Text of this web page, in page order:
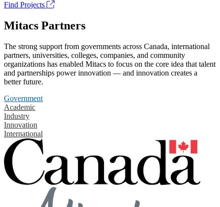
Find Projects
Mitacs Partners
The strong support from governments across Canada, international
partners, universities, colleges, companies, and community
organizations has enabled Mitacs to focus on the core idea that talent
and partnerships power innovation — and innovation creates a
better future.
Government
Academic
Industry
Innovation
International